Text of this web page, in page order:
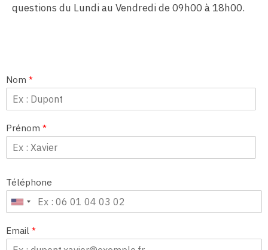
questions du Lundi au Vendredi de 09h00 à 18h00.
Nom *
Prénom *
Téléphone
Email *